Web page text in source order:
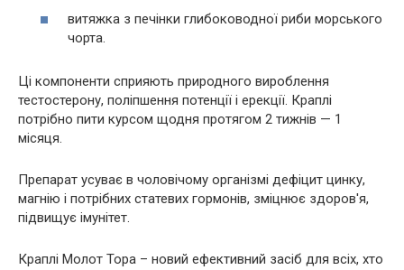
витяжка з печінки глибоководної риби морського
чорта.
Ці компоненти сприяють природного вироблення
тестостерону, поліпшення потенції і ерекції. Краплі
потрібно пити курсом щодня протягом 2 тижнів — 1
місяця.
Препарат усуває в чоловічому організмі дефіцит цинку,
магнію і потрібних статевих гормонів, зміцнює здоров'я,
підвищує імунітет.
Краплі Молот Тора – новий ефективний засіб для всіх, хто